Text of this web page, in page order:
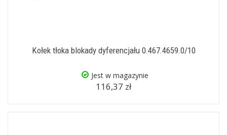
Kołek tłoka blokady dyferencjału 0.467.4659.0/10
Jest w magazynie
116,37 zł